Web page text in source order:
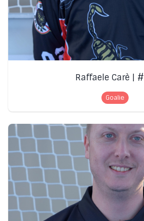
Raffaele Carè |
Goalie